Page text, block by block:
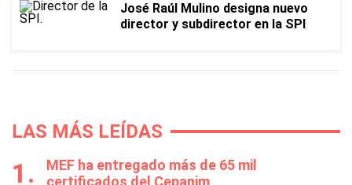
José Raúl Mulino designa nuevo
director y subdirector en la SPI
LAS MÁS LEÍDAS
MEF ha entregado más de 65 mil
certificados del Cepanim